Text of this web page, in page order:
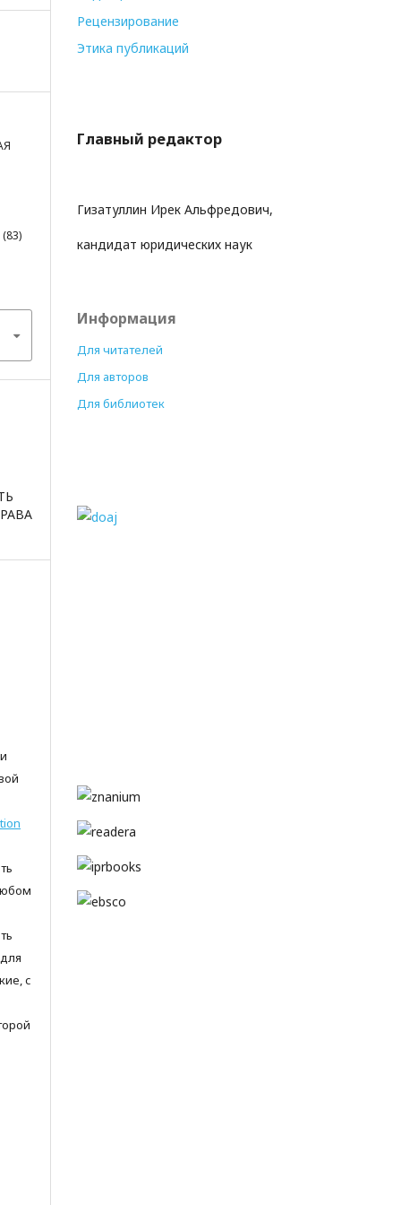
с
Рецензирование
Этика публикаций
Главный редактор
Гизатуллин Ирек Альфредович,
кандидат юридических наук
Информация
Для читателей
Для авторов
Для библиотек